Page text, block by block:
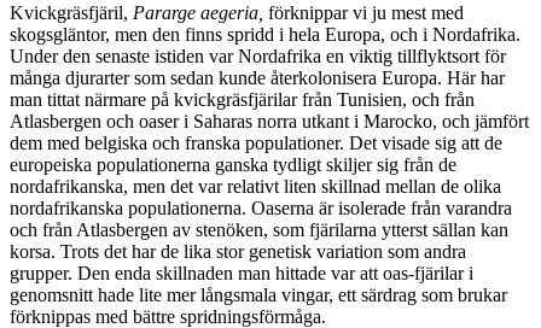
Kvickgräsfjäril, Pararge aegeria, förknippar vi ju mest med
skogsgläntor, men den finns spridd i hela Europa, och i Nordafrika.
Under den senaste istiden var Nordafrika en viktig tillflyktsort för
många djurarter som sedan kunde återkolonisera Europa. Här har
man tittat närmare på kvickgräsfjärilar från Tunisien, och från
Atlasbergen och oaser i Saharas norra utkant i Marocko, och jämfört
dem med belgiska och franska populationer. Det visade sig att de
europeiska populationerna ganska tydligt skiljer sig från de
nordafrikanska, men det var relativt liten skillnad mellan de olika
nordafrikanska populationerna. Oaserna är isolerade från varandra
och från Atlasbergen av stenöken, som fjärilarna ytterst sällan kan
korsa. Trots det har de lika stor genetisk variation som andra
grupper. Den enda skillnaden man hittade var att oas-fjärilar i
genomsnitt hade lite mer långsmala vingar, ett särdrag som brukar
förknippas med bättre spridningsförmåga.